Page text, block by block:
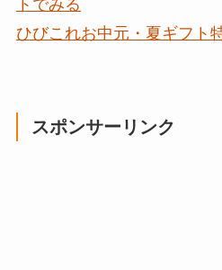
トでみる
ひびこれお中元・夏ギフト
スポンサーリンク